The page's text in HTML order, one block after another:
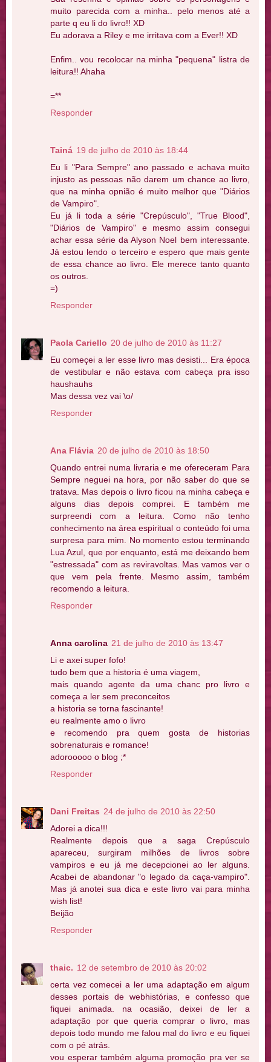
muito parecida com a minha.. pelo menos até a
parte q eu li do livro!! XD
Eu adorava a Riley e me irritava com a Ever!! XD
Enfim.. vou recolocar na minha "pequena" listra de
leitura!! Ahaha
=**
Responder
Tainá 19 de julho de 2010 às 18:44
Eu li "Para Sempre" ano passado e achava muito
injusto as pessoas não darem um chance ao livro,
que na minha opnião é muito melhor que "Diários
de Vampiro".
Eu já li toda a série "Crepúsculo", "True Blood",
"Diários de Vampiro" e mesmo assim consegui
achar essa série da Alyson Noel bem interessante.
Já estou lendo o terceiro e espero que mais gente
de essa chance ao livro. Ele merece tanto quanto
os outros.
=)
Responder
Paola Cariello 20 de julho de 2010 às 11:27
Eu começei a ler esse livro mas desisti... Era época
de vestibular e não estava com cabeça pra isso
haushauhs
Mas dessa vez vai \o/
Responder
Ana Flávia 20 de julho de 2010 às 18:50
Quando entrei numa livraria e me ofereceram Para
Sempre neguei na hora, por não saber do que se
tratava. Mas depois o livro ficou na minha cabeça e
alguns dias depois comprei. E também me
surpreendi com a leitura. Como não tenho
conhecimento na área espiritual o conteúdo foi uma
surpresa para mim. No momento estou terminando
Lua Azul, que por enquanto, está me deixando bem
"estressada" com as reviravoltas. Mas vamos ver o
que vem pela frente. Mesmo assim, também
recomendo a leitura.
Responder
Anna carolina 21 de julho de 2010 às 13:47
Li e axei super fofo!
tudo bem que a historia é uma viagem,
mais quando agente da uma chanc pro livro e
começa a ler sem preconceitos
a historia se torna fascinante!
eu realmente amo o livro
e recomendo pra quem gosta de historias
sobrenaturais e romance!
adorooooo o blog ;*
Responder
Dani Freitas 24 de julho de 2010 às 22:50
Adorei a dica!!!
Realmente depois que a saga Crepúsculo
apareceu, surgiram milhões de livros sobre
vampiros e eu já me decepcionei ao ler alguns.
Acabei de abandonar "o legado da caça-vampiro".
Mas já anotei sua dica e este livro vai para minha
wish list!
Beijão
Responder
thaic. 12 de setembro de 2010 às 20:02
certa vez comecei a ler uma adaptação em algum
desses portais de webhistórias, e confesso que
fiquei animada. na ocasião, deixei de ler a
adaptação por que queria comprar o livro, mas
depois todo mundo me falou mal do livro e eu fiquei
com o pé atrás.
vou esperar também alguma promoção pra ver se